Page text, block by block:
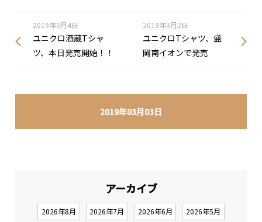
2019年03月03日
2019年3月4日
ユニクロ酒蔵Tシャ
ツ、本日発売開始！！
2019年3月2日
ユニクロTシャツ、盛
岡南イオンで発売
アーカイブ
2026年8月 2026年7月 2026年6月 2026年5月